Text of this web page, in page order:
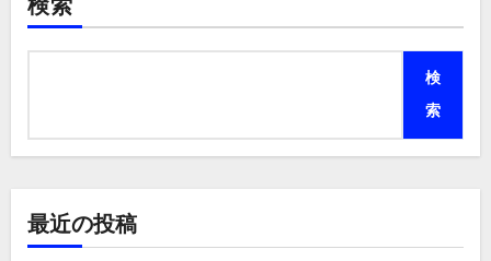
検索
検
索
最近の投稿